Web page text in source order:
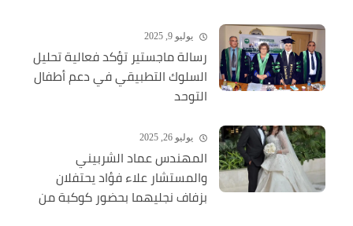
يوليو 9, 2025
رسالة ماجستير تؤكد فعالية تحليل
السلوك التطبيقي في دعم أطفال
التوحد
يوليو 26, 2025
المهندس عماد الشربيني
والمستشار علاء فؤاد يحتفلان
بزفاف نجليهما بحضور كوكبة من